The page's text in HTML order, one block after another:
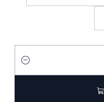
Cantidad